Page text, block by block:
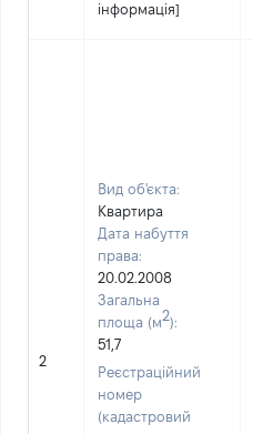
інформація]
2
Вид об'єкта:
Квартира
Дата набуття
права:
20.02.2008
Загальна
площа (м2):
51,7
Реєстраційний
номер
(кадастровий